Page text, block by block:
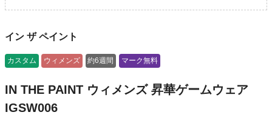
イン ザ ペイント
カスタム ウィメンズ 約6週間 マーク無料
IN THE PAINT ウィメンズ 昇華ゲームウェア
IGSW006